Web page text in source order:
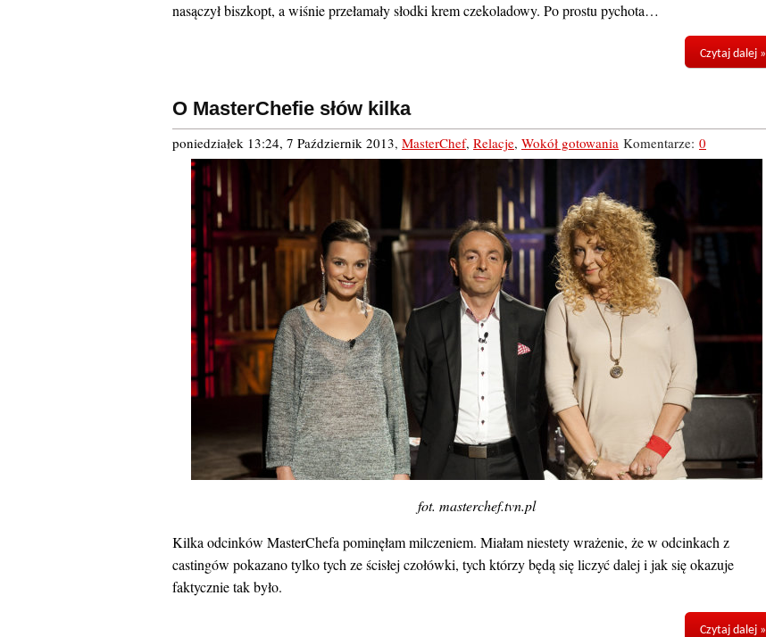
nasączył biszkopt, a wiśnie przełamały słodki krem czekoladowy. Po prostu pychota…
Czytaj dalej »
O MasterChefie słów kilka
poniedziałek 13:24, 7 Październik 2013, MasterChef, Relacje, Wokół gotowania Komentarze: 0
fot. masterchef.tvn.pl
Kilka odcinków MasterChefa pominęłam milczeniem. Miałam niestety wrażenie, że w odcinkach z
castingów pokazano tylko tych ze ścisłej czołówki, tych którzy będą się liczyć dalej i jak się okazuje
faktycznie tak było.
Czytaj dalej »